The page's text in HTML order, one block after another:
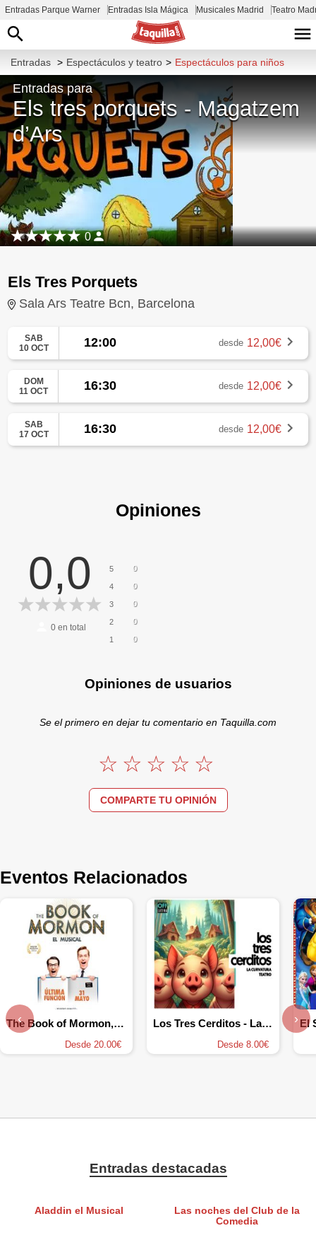
Entradas Parque Warner Entradas Isla Mágica Musicales Madrid Teatro
Entradas > Espectáculos y teatro > Espectáculos para niños
Entradas para
Els tres porquets - Magatzem
d’Ars
0
Els Tres Porquets
Sala Ars Teatre Bcn, Barcelona
SAB
10 OCT
12:00 desde 12,00€
DOM
11 OCT
16:30 desde 12,00€
SAB
17 OCT
16:30 desde 12,00€
Opiniones
0,0
0en total
5 0
4 0
3 0
2 0
1 0
Opiniones de usuarios
Se el primero en dejar tu comentario en Taquilla.com
COMPARTE TU OPINIÓN
Eventos Relacionados
The Book of Mormon, el musical
Desde 20.00€
Los Tres Cerditos - La Curvatura Teatro
Desde 8.00€
‹ ›
Entradas destacadas
Aladdin el Musical
Las noches del Club de la
Comedia